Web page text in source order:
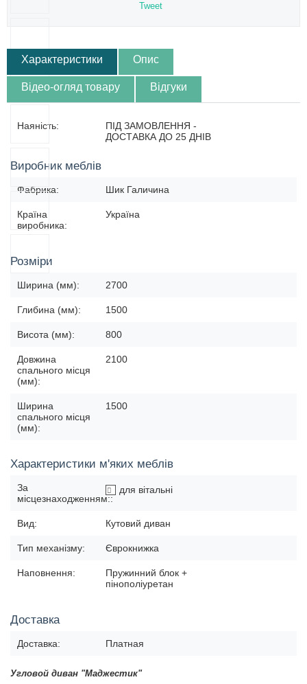
Tweet
Характеристики Опис
Відео-огляд товару Відгуки
Наяність:
ПІД ЗАМОВЛЕННЯ -
ДОСТАВКА ДО 25 ДНІВ
Виробник меблів
Фабрика: Шик Галичина
Країна
виробника:
Україна
Розміри
Ширина (мм): 2700
Глибина (мм): 1500
Висота (мм): 800
Довжина
спального місця
(мм):
2100
Ширина
спального місця
(мм):
1500
Характеристики м'яких меблів
За
місцезнаходженням::
для вітальні
Вид: Кутовий диван
Тип механізму: Єврокнижка
Наповнення:
Пружинний блок +
пінополіуретан
Доставка
Доставка: Платная
Угловой диван "Маджестик"